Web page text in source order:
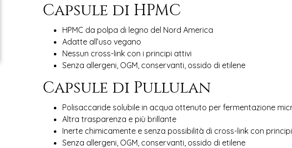
Capsule di HPMC
HPMC da polpa di legno del Nord America
Adatte all’uso vegano
Nessun cross-link con i principi attivi
Senza allergeni, OGM, conservanti, ossido di etilene
Capsule di Pullulan
Polisaccaride solubile in acqua ottenuto per fermentazione
Altra trasparenza e più brillante
Inerte chimicamente e senza possibilità di cross-link con
Senza allergeni, OGM, conservanti, ossido di etilene